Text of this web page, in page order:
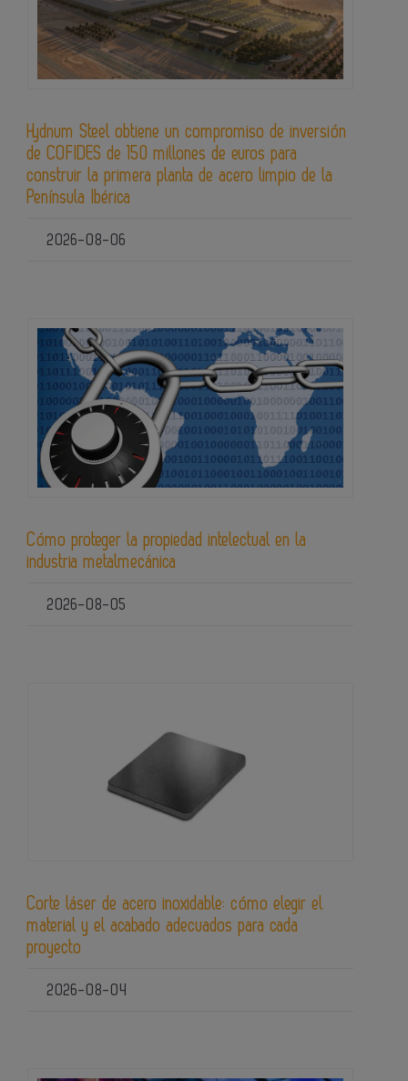
Hydnum Steel obtiene un compromiso de inversión
de COFIDES de 150 millones de euros para
construir la primera planta de acero limpio de la
Península Ibérica
2026-08-06
Cómo proteger la propiedad intelectual en la
industria metalmecánica
2026-08-05
Corte láser de acero inoxidable: cómo elegir el
material y el acabado adecuados para cada
proyecto
2026-08-04